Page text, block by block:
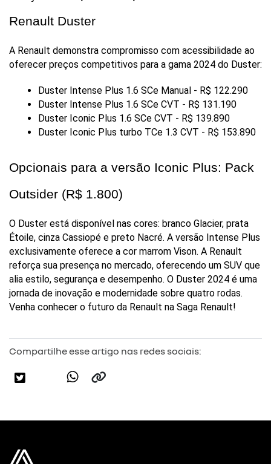
Renault Duster
A Renault demonstra compromisso com acessibilidade ao
oferecer preços competitivos para a gama 2024 do Duster:
Duster Intense Plus 1.6 SCe Manual - R$ 122.290
Duster Intense Plus 1.6 SCe CVT - R$ 131.190
Duster Iconic Plus 1.6 SCe CVT - R$ 139.890
Duster Iconic Plus turbo TCe 1.3 CVT - R$ 153.890
Opcionais para a versão Iconic Plus: Pack
Outsider (R$ 1.800)
O Duster está disponível nas cores: branco Glacier, prata
Étoile, cinza Cassiopé e preto Nacré. A versão Intense Plus
exclusivamente oferece a cor marrom Vison. A Renault
reforça sua presença no mercado, oferecendo um SUV que
alia estilo, segurança e desempenho. O Duster 2024 é uma
jornada de inovação e modernidade sobre quatro rodas.
Venha conhecer o futuro da Renault na Saga Renault!
Compartilhe esse artigo nas redes sociais: